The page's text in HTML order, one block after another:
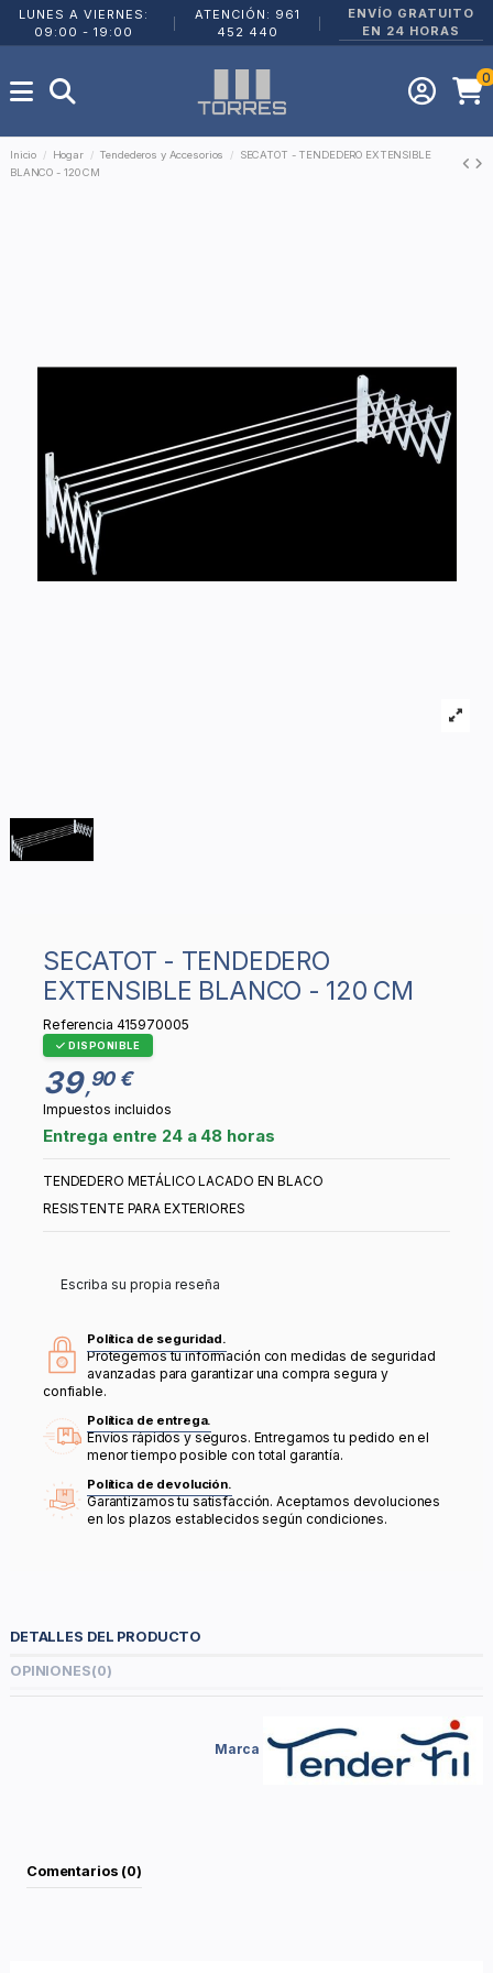
LUNES A VIERNES:
09:00 - 19:00
ATENCIÓN: 961
452 440
ENVÍO GRATUITO
EN 24 HORAS
0
Inicio Hogar Tendederos y Accesorios
SECATOT - TENDEDERO EXTENSIBLE
BLANCO - 120 CM
SECATOT - TENDEDERO
EXTENSIBLE BLANCO - 120 CM
Referencia 415970005
DISPONIBLE
39,90 €
Impuestos incluidos
Entrega entre 24 a 48 horas
TENDEDERO METÁLICO LACADO EN BLACO
RESISTENTE PARA EXTERIORES
Escriba su propia reseña
Política de seguridad.
Protegemos tu información con medidas de seguridad
avanzadas para garantizar una compra segura y
confiable.
Política de entrega.
Envíos rápidos y seguros. Entregamos tu pedido en el
menor tiempo posible con total garantía.
Política de devolución.
Garantizamos tu satisfacción. Aceptamos devoluciones
en los plazos establecidos según condiciones.
DETALLES DEL PRODUCTO
OPINIONES(0)
Marca
Comentarios (0)